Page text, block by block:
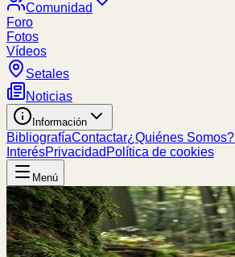
Comunidad
Foro
Fotos
Vídeos
Setales
Noticias
Información
BibliografíaContactar¿Quiénes Somos?
InterésPrivacidad Política de cookies
Menú